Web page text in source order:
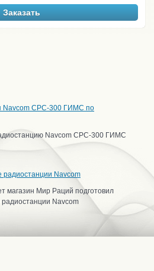
Заказать
Navcom CPC-300 ГИМС по
Navcom CPC-300 ГИМС
Navcom
магазин Мир Раций подготовил
Navcom